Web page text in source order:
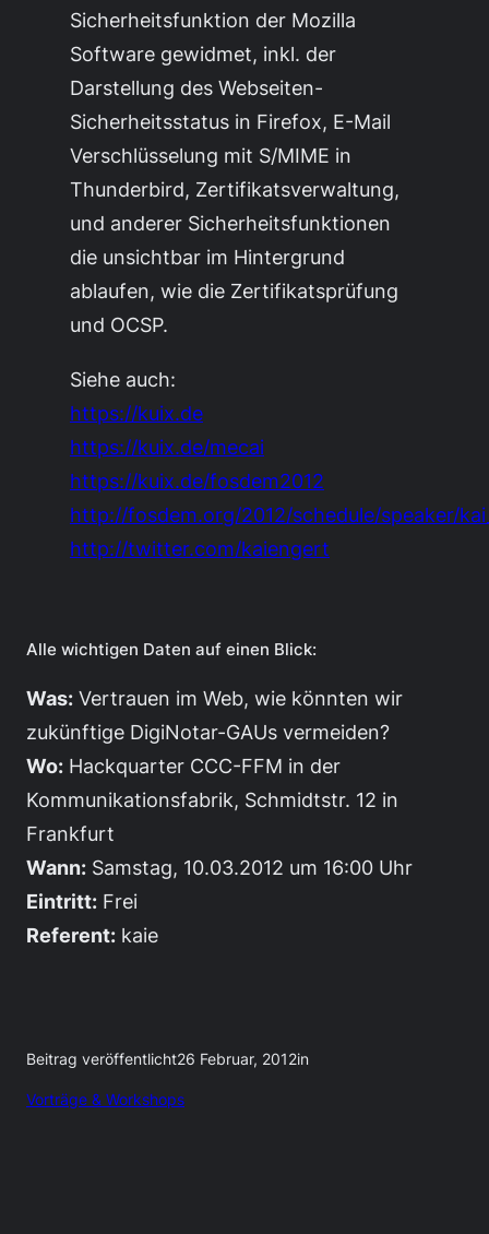
Sicherheitsfunktion der Mozilla
Software gewidmet, inkl. der
Darstellung des Webseiten-
Sicherheitsstatus in Firefox, E-Mail
Verschlüsselung mit S/MIME in
Thunderbird, Zertifikatsverwaltung,
und anderer Sicherheitsfunktionen
die unsichtbar im Hintergrund
ablaufen, wie die Zertifikatsprüfung
und OCSP.
Siehe auch:
https://kuix.de
https://kuix.de/mecai
https://kuix.de/fosdem2012
http://fosdem.org/2012/schedule/speaker/
http://twitter.com/kaiengert
Alle wichtigen Daten auf einen Blick:
Was: Vertrauen im Web, wie könnten wir
zukünftige DigiNotar-GAUs vermeiden?
Wo: Hackquarter CCC-FFM in der
Kommunikationsfabrik, Schmidtstr. 12 in
Frankfurt
Wann: Samstag, 10.03.2012 um 16:00 Uhr
Eintritt: Frei
Referent: kaie
Beitrag veröffentlicht26 Februar, 2012in
Vorträge & Workshops